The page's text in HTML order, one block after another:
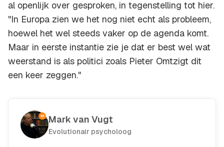
al openlijk over gesproken, in tegenstelling tot hier.
"In Europa zien we het nog niet echt als probleem,
hoewel het wel steeds vaker op de agenda komt.
Maar in eerste instantie zie je dat er best wel wat
weerstand is als politici zoals Pieter Omtzigt dit
een keer zeggen."
Mark van Vugt
Evolutionair psycholoog